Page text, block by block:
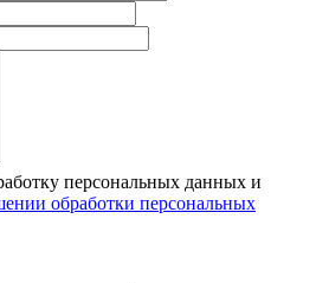
персональных данных и
обработки персональных